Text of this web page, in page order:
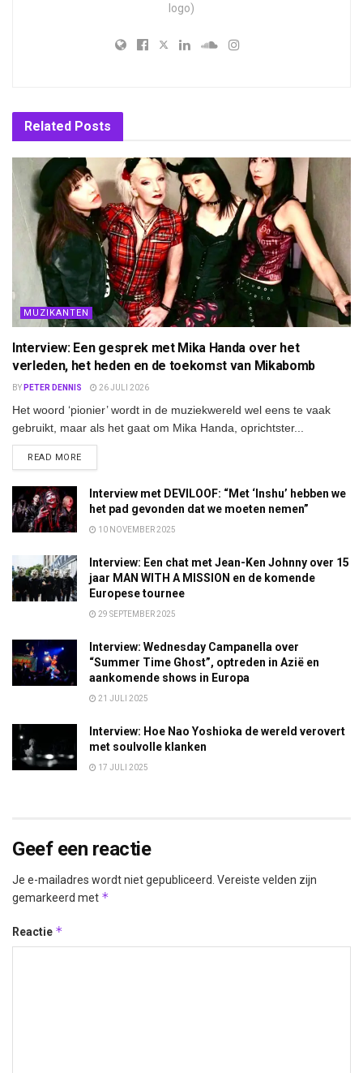
logo)
Related Posts
MUZIKANTEN
Interview: Een gesprek met Mika Handa over het
verleden, het heden en de toekomst van Mikabomb
BY PETER DENNIS 26 JULI 2026
Het woord ‘pionier’ wordt in de muziekwereld wel eens te vaak
gebruikt, maar als het gaat om Mika Handa, oprichtster...
READ MOREDETAILS
Interview met DEVILOOF: “Met ‘Inshu’ hebben we
het pad gevonden dat we moeten nemen”
10 NOVEMBER 2025
Interview: Een chat met Jean-Ken Johnny over 15
jaar MAN WITH A MISSION en de komende
Europese tournee
29 SEPTEMBER 2025
Interview: Wednesday Campanella over
“Summer Time Ghost”, optreden in Azië en
aankomende shows in Europa
21 JULI 2025
Interview: Hoe Nao Yoshioka de wereld verovert
met soulvolle klanken
17 JULI 2025
Geef een reactie
Je e-mailadres wordt niet gepubliceerd. Vereiste velden zijn
gemarkeerd met *
Reactie *